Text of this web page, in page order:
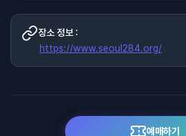
장소 정보 :
https://www.seoul284.org/
예매하기